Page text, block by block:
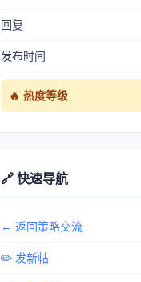
回复
发布时间
🔥 热度等级
🔗 快速导航
← 返回策略交流
✏️ 发新帖